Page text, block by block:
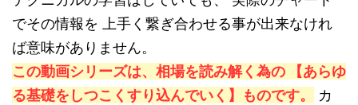
でその情報を 上手く繋ぎ合わせる事が出来なけれ
ば意味がありません。
この動画シリーズは、相場を読み解く為の 【あらゆ
る基礎をしつこくすり込んでいく】ものです。
カ